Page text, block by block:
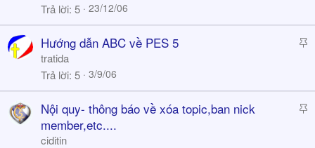
ó k
y
Trả lời 5 23/12/06
S
c
k
Hướng dẫn ABC về PES 5
tratida
Trả lời 5 3/9/06
S
Nội quy- thông báo về xóa topic,ban nick
member,etc....
ciditin